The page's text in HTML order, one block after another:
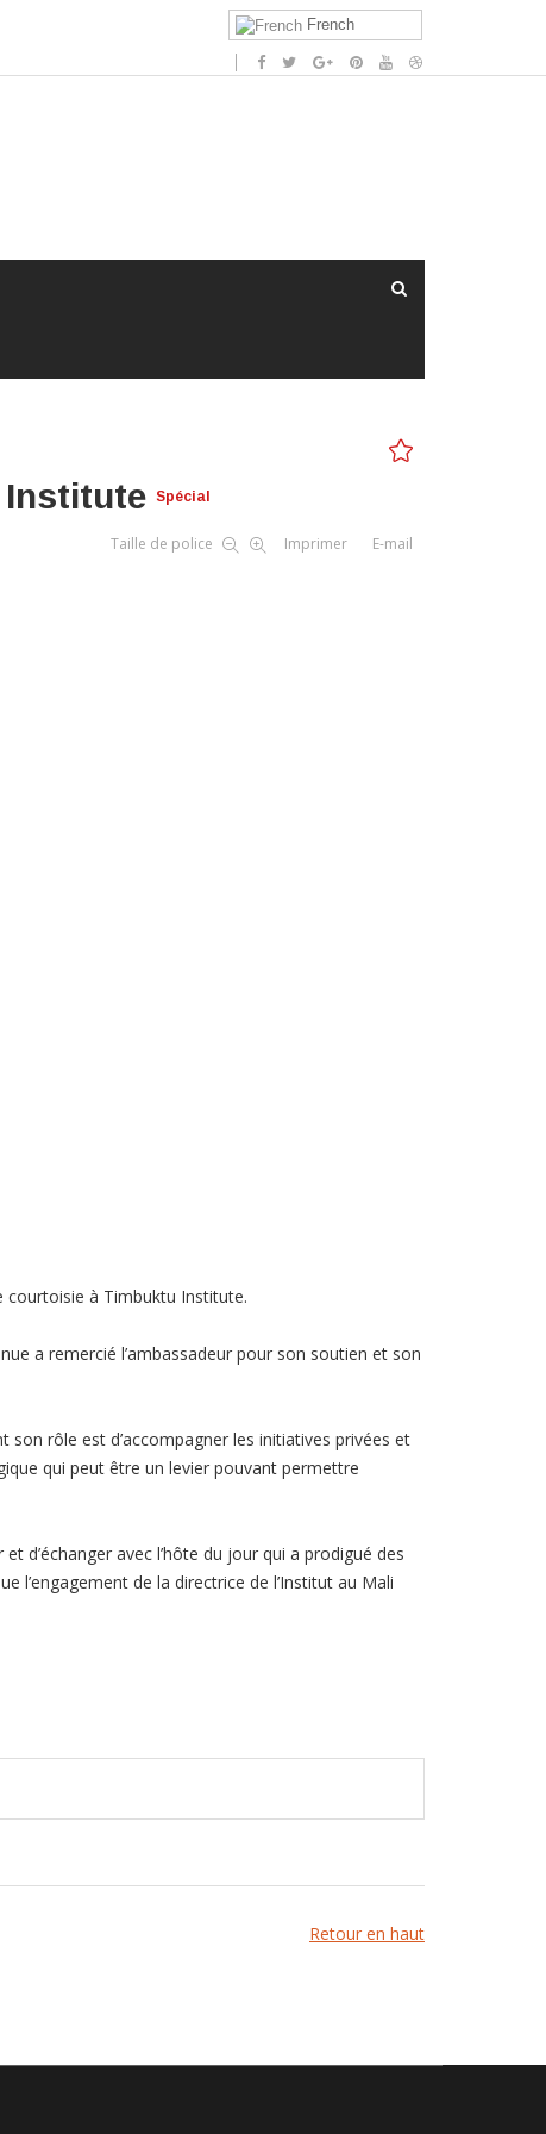
French
Institute Spécial
Taille de police Imprimer E-mail
courtoisie à Timbuktu Institute.
a remercié l’ambassadeur pour son soutien et son
son rôle est d’accompagner les initiatives privées et
qui peut être un levier pouvant permettre
d’échanger avec l’hôte du jour qui a prodigué des
l’engagement de la directrice de l’Institut au Mali
Retour en haut